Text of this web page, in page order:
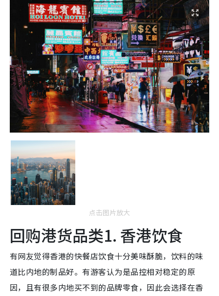
点击图片放大
回购港货品类1. 香港饮食
有网友觉得香港的快餐店饮食十分美味酥脆，饮料的味
道比内地的制品好。有游客认为是品控相对稳定的原
因，且有很多内地买不到的品牌零食，因此会选择在香